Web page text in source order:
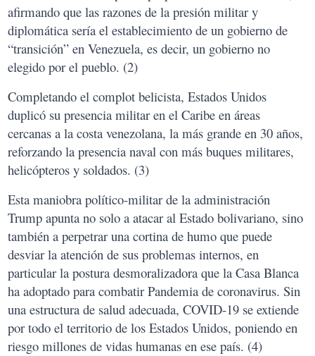
afirmando que las razones de la presión militar y
diplomática sería el establecimiento de un gobierno de
“transición” en Venezuela, es decir, un gobierno no
elegido por el pueblo. (2)
Completando el complot belicista, Estados Unidos
duplicó su presencia militar en el Caribe en áreas
cercanas a la costa venezolana, la más grande en 30 años,
reforzando la presencia naval con más buques militares,
helicópteros y soldados. (3)
Esta maniobra político-militar de la administración
Trump apunta no solo a atacar al Estado bolivariano, sino
también a perpetrar una cortina de humo que puede
desviar la atención de sus problemas internos, en
particular la postura desmoralizadora que la Casa Blanca
ha adoptado para combatir Pandemia de coronavirus. Sin
una estructura de salud adecuada, COVID-19 se extiende
por todo el territorio de los Estados Unidos, poniendo en
riesgo millones de vidas humanas en ese país. (4)